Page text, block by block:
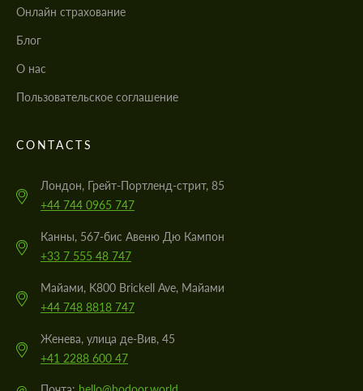
Онлайн страхование
Блог
О нас
Пользовательское соглашение
CONTACTS
Лондон, Грейт-Портленд-стрит, 85
+44 744 0965 747
Канны, 567-бис Авеню Дю Кампон
+33 7 555 48 747
Майами, K800 Brickell Ave, Майами
+44 748 8818 747
Женева, улица де-Вив, 45
+41 2288 600 47